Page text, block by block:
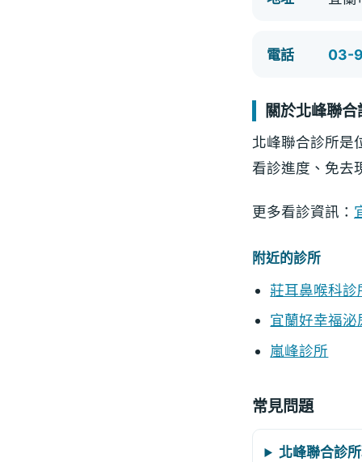
電話 03-
關於北峰聯合
北峰聯合診所是
看診進度、免去
更多看診資訊：
附近的診所
莊耳鼻喉科診
宜蘭好幸福泌
嵐峰診所
常見問題
北峰聯合診